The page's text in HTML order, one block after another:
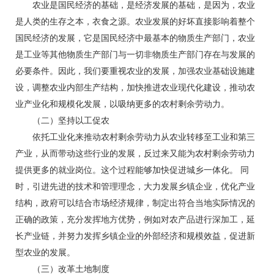
农业是国民经济的基础，是经济发展的基础，是因为，农业
是人类的生存之本，衣食之源。农业发展的好坏直接影响着整个
国民经济的发展，它是国民经济中最基本的物质生产部门，农业
是工业等其他物质生产部门与一切非物质生产部门存在与发展的
必要条件。因此，我们要重视农业的发展，加强农业基础设施建
设，调整农业内部生产结构，加快推进农业现代化建设，推动农
业产业化和规模化发展，以吸纳更多的农村剩余劳动力。
（二）坚持以工促农
依托工业化来推动农村剩余劳动力从农业转移至工业和第三
产业，从而带动这些行业的发展，反过来又能为农村剩余劳动力
提供更多的就业岗位。这个过程能够加快促进城乡一体化。 同
时，引进先进的技术和管理理念，大力发展乡镇企业，优化产业
结构，政府可以结合市场经济规律，制定出符合当地实际情况的
正确的政策，充分发挥地方优势，例如对农产品进行深加工，延
长产业链，并努力发挥乡镇企业的外部经济和规模效益，促进新
型农业的发展。
（三）改革土地制度